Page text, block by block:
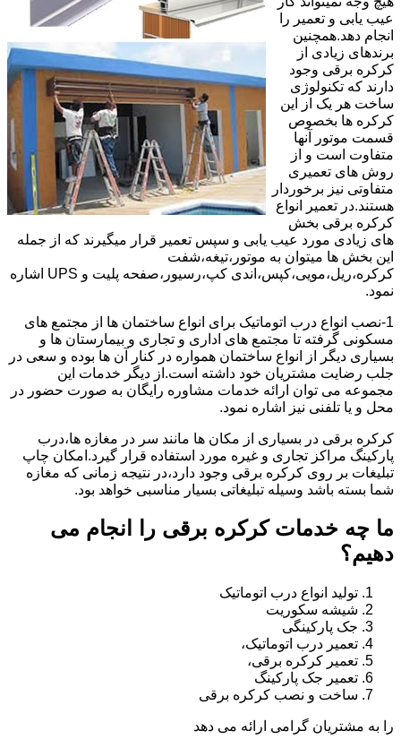
عیب یابی و تعمیر را
انجام دهد.همچنین
برندهای زیادی از
کرکره برقی وجود
دارند که تکنولوژی
ساخت هر یک از این
کرکره ها بخصوص
قسمت موتور آنها
متفاوت است و از
روش های تعمیری
متفاوتی نیز برخوردار
هستند.در تعمیر انواع
کرکره برقی بخش
های زیادی مورد عیب یابی و سپس تعمیر قرار میگیرند که از جمله
این بخش ها میتوان به موتور،تیغه،شفت
کرکره،ریل،مویی،کپس،اندی کپ،رسیور،صفحه پلیت و UPS اشاره
نمود.
1-نصب انواع درب اتوماتیک برای انواع ساختمان ها از مجتمع های
مسکونی گرفته تا مجتمع های اداری و تجاری و بیمارستان ها و
بسیاری دیگر از انواع ساختمان همواره در کنار آن ها بوده و سعی در
جلب رضایت مشتریان خود داشته است.از دیگر خدمات این
مجموعه می توان ارائه خدمات مشاوره رایگان به صورت حضور در
محل و یا تلفنی نیز اشاره نمود.
کرکره برقی در بسیاری از مکان ها مانند سر در مغازه ها،درب
پارکینگ مراکز تجاری و غیره مورد استفاده قرار گیرد.امکان چاپ
تبلیغات بر روی کرکره برقی وجود دارد،در نتیجه زمانی که مغازه
شما بسته باشد وسیله تبلیغاتی بسیار مناسبی خواهد بود.
ما چه خدمات کرکره برقی را انجام می
دهیم؟
تولید انواع درب اتوماتیک
شیشه سکوریت
جک پارکینگی
تعمیر درب اتوماتیک،
تعمیر کرکره برقی،
تعمیر جک پارکینگ
ساخت و نصب کرکره برقی
را به مشتریان گرامی ارائه می دهد